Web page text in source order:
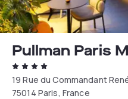
Pullman Paris
19 Rue du Commandant
75014 Paris, France